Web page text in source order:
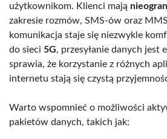
użytkownikom. Klienci mają
zakresie rozmów, SMS-ów oraz
komunikacja staje się niezwykle
do sieci 5G, przesyłanie danych jest
sprawia, że korzystanie z różnych
internetu stają się czystą
Warto wspomnieć o możliwości
pakietów danych, takich jak: